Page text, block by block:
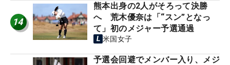
14
熊本出身の2人がそろって決勝
へ 荒木優奈は「“スン”となっ
て」初のメジャー予選通過
米国女子
予選会回避でメンバー入り、メジ